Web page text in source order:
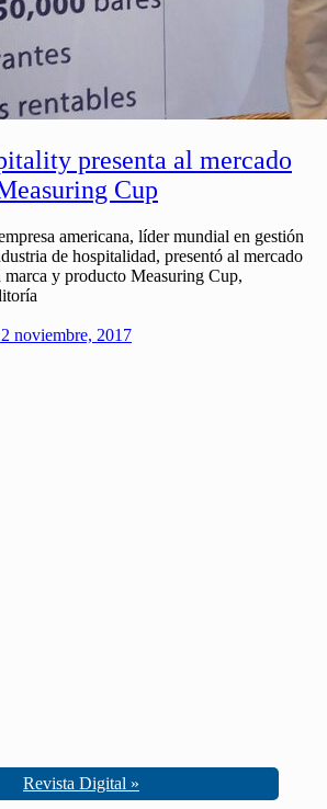
presenta al mercado
Cup
americana, líder mundial en gestión
de hospitalidad, presentó al mercado
marca y producto Measuring Cup,
noviembre, 2017
Revista Digital »